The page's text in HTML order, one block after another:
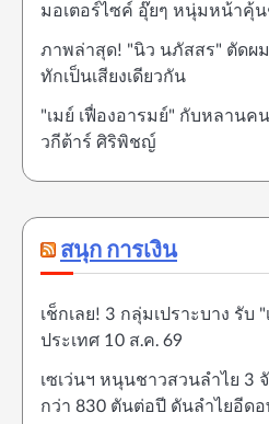
มอเตอร์ไซค์ อุ๊ยๆ หนุ่มหน้าคุ้น
ภาพล่าสุด! "นิว นภัสสร" ตัดผ
ทักเป็นเสียงเดียวกัน
"เมย์ เฟื่องอารมย์" กับหลานค
วกีต้าร์ ศิริพิชญ์
สนุก การเงิน
เช็กเลย! 3 กลุ่มเปราะบาง รับ
ประเทศ 10 ส.ค. 69
เซเว่นฯ หนุนชาวสวนลำไย 3
กว่า 830 ตันต่อปี ดันลำไยอีด